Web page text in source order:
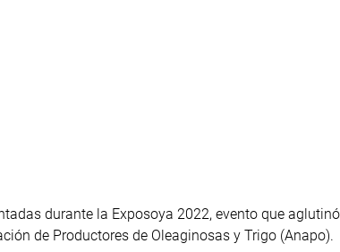
durante la Exposoya 2022, evento que
de Productores de Oleaginosas y Trigo (Anapo).